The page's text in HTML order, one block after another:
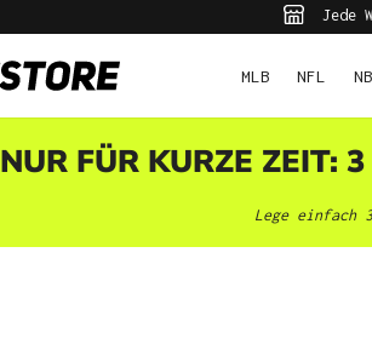
Jede
MLB NFL
NUR FÜR KURZE ZEIT:
Lege einfach